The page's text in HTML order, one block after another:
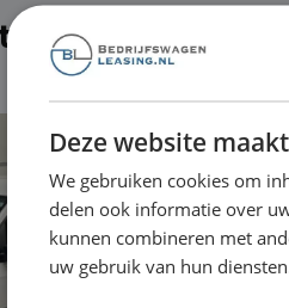
uit onze
€
Deze website
We gebruiken cookies om
delen ook informatie over
kunnen combineren met
uw gebruik van hun